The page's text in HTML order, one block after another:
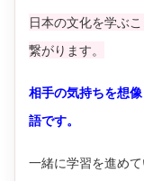
日本の文化を学ぶ
繋がります。
相手の気持ちを想
語です。
一緒に学習を進め